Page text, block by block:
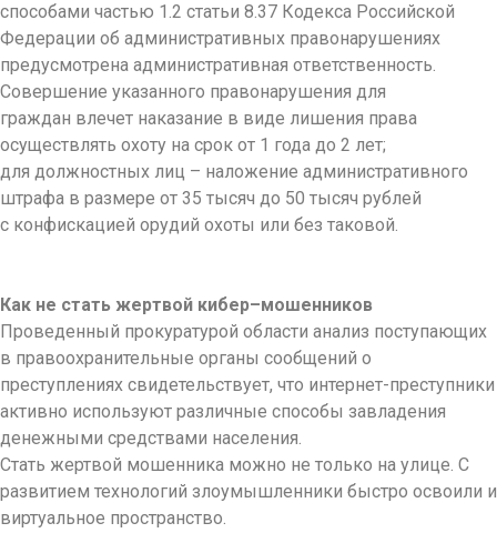
способами частью 1.2 статьи 8.37 Кодекса Российской
Федерации об административных правонарушениях
предусмотрена административная ответственность.
Совершение указанного правонарушения для
граждан влечет наказание в виде лишения права
осуществлять охоту на срок от 1 года до 2 лет;
для должностных лиц – наложение административного
штрафа в размере от 35 тысяч до 50 тысяч рублей
с конфискацией орудий охоты или без таковой.
Как не стать жертвой кибер–мошенников
Проведенный прокуратурой области анализ поступающих
в правоохранительные органы сообщений о
преступлениях свидетельствует, что интернет-преступники
активно используют различные способы завладения
денежными средствами населения.
Стать жертвой мошенника можно не только на улице. С
развитием технологий злоумышленники быстро освоили и
виртуальное пространство.